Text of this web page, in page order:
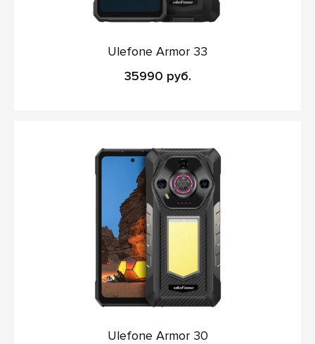
Ulefone Armor 33
35990 руб.
Ulefone Armor 30